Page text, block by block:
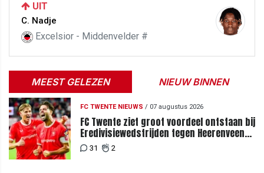
UIT
C. Nadje
Excelsior - Middenvelder #
MEEST GELEZEN NIEUW BINNEN
FC TWENTE NIEUWS / 07 augustus 2026
FC Twente ziet groot voordeel ontstaan bij
Eredivisiewedstrijden tegen Heerenveen
en PEC Zwolle
31 2